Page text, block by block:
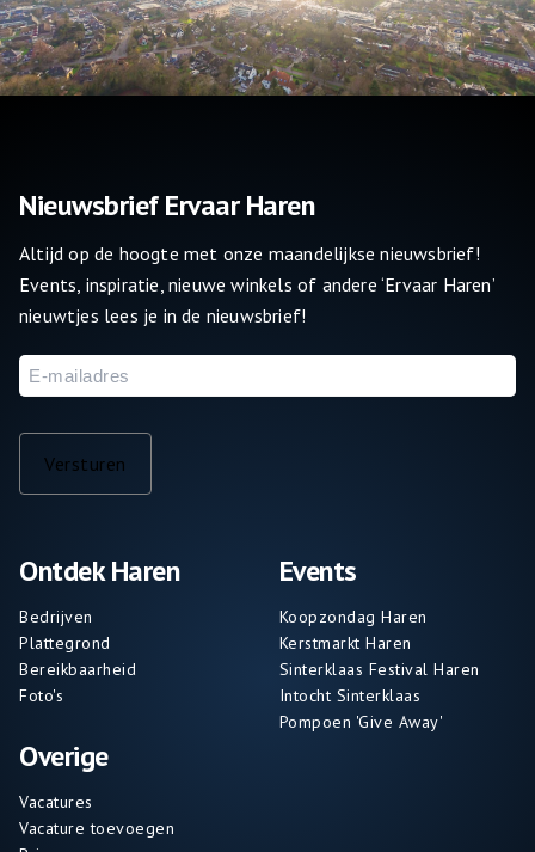
Ontdek Haren
Bedrijven
Plattegrond
Bereikbaarheid
Foto's
Overige
Vacatures
Vacature toevoegen
Events
Koopzondag Haren
Kerstmarkt Haren
Sinterklaas Festival Haren
Intocht Sinterklaas
Pompoen 'Give Away'
Nieuwsbrief Ervaar Haren
Altijd op de hoogte met onze maandelijkse nieuwsbrief!
Events, inspiratie, nieuwe winkels of andere ‘Ervaar Haren’
nieuwtjes lees je in de nieuwsbrief!
E-
mailadres
Versturen